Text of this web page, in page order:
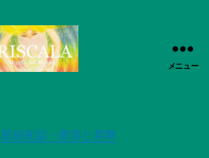
日
メニュー
カ
星紡夜話・変容と昇華
成